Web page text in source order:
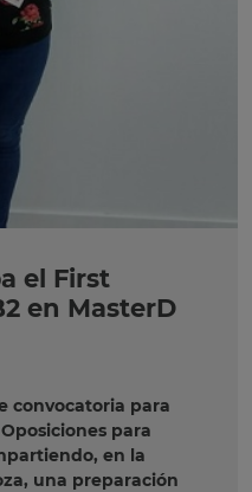
el First
en MasterD
convocatoria para
para
en la
una preparación